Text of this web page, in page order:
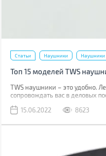
Статьи Наушники Наушники
Топ 15 моделей TWS
TWS наушники – это удобно.
сопровождать вас в деловых
качеству звука проводным
сегментах, которые
15.06.2022 8623